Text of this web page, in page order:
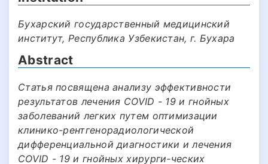
Бухарский государственный медицинский
институт, Республика Узбекистан, г. Бухара
Abstract
Статья пocвящена анализу эффективнocти
результатов лечения COVID - 19 и гнойных
заболеваний легких путем оптимизации
клинико-рентгенорадиологической
дифференциальной диагностики и лечения
COVID - 19 и гнойных хирурги-ческих